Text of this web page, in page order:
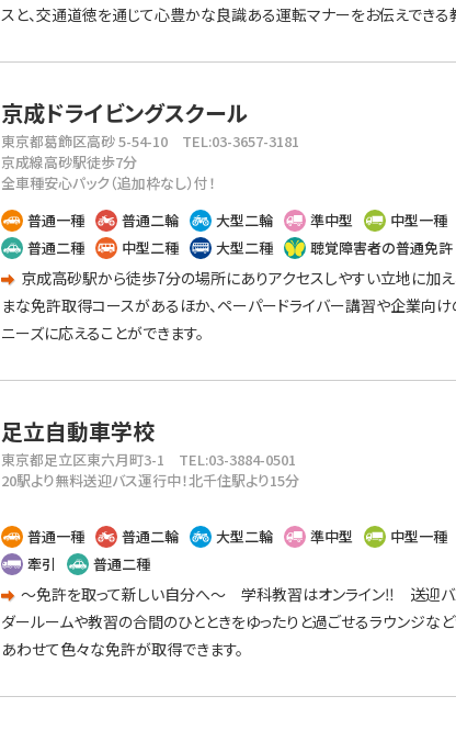
スと、交通道徳を通じて心豊かな良識ある運転マナーをお伝えできる
京成ドライビングスクール
東京都葛飾区高砂 5-54-10 TEL:03-3657-3181
京成線高砂駅徒歩7分
全車種安心パック（追加枠なし）付！
普通一種 普通二輪 大型二輪 準中型 中型一種
普通二種
中型二種 大型二種 聴覚障害者の普通免許
京成高砂駅から徒歩7分の場所にありアクセスしやすい立地に加え
まな免許取得コースがあるほか、ペーパードライバー講習や企業向け
ニーズに応えることができます。
足立自動車学校
東京都足立区東六月町3-1 TEL:03-3884-0501
20駅より無料送迎バス運行中！北千住駅より15分
普通一種 普通二輪 大型二輪 準中型 中型一種
牽引
普通二種
～免許を取って新しい自分へ～ 学科教習はオンライン‼ 送迎バ
ダールームや教習の合間のひとときをゆったりと過ごせるラウンジな
あわせて色々な免許が取得できます。